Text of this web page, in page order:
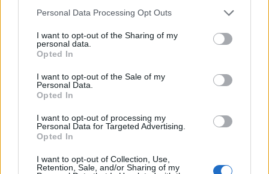
Personal Data Processing Opt Outs
I want to opt-out of the Sharing of my
personal data.
Opted In
I want to opt-out of the Sale of my
Personal Data.
Opted In
I want to opt-out of processing my
Personal Data for Targeted Advertising.
Opted In
I want to opt-out of Collection, Use,
Retention, Sale, and/or Sharing of my
BUSCAR MÁS
RESPUESTAS
Por favor seleccione los niveles:
Palabras Conectadas Respuesta de nivel 26372
Palabras Conectadas Respuesta de nivel 26373
Palabras Conectadas Respuesta de nivel 26374
Palabras Conectadas Respuesta de nivel 26376